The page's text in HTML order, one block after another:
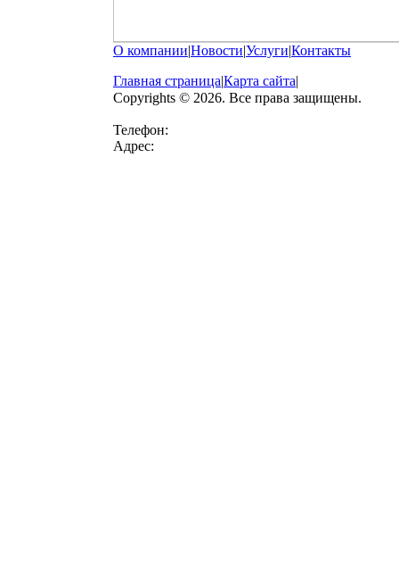
О компании|Новости|Услуги|Контакты
Главная страница|Карта сайта|
Copyrights © 2026. Все права защищены.
Телефон:
Адрес: